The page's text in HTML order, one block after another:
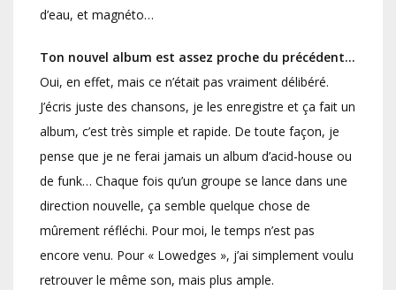
d’eau, et magnéto…
Ton nouvel album est assez proche du précédent…
Oui, en effet, mais ce n’était pas vraiment délibéré.
J’écris juste des chansons, je les enregistre et ça fait un
album, c’est très simple et rapide. De toute façon, je
pense que je ne ferai jamais un album d’acid-house ou
de funk… Chaque fois qu’un groupe se lance dans une
direction nouvelle, ça semble quelque chose de
mûrement réfléchi. Pour moi, le temps n’est pas
encore venu. Pour « Lowedges », j’ai simplement voulu
retrouver le même son, mais plus ample.